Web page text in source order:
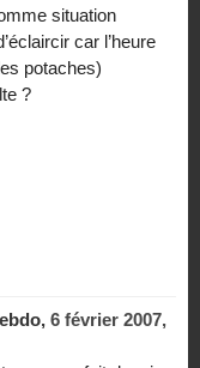
situation
car l’heure
potaches)
?
6 février 2007,